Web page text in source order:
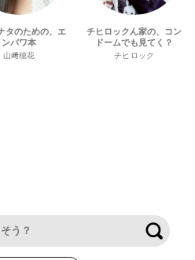
タのための、エ
ンパワ本
山﨑穂花
チヒロックん家の、コン
ドームでも見てく？
チヒロック